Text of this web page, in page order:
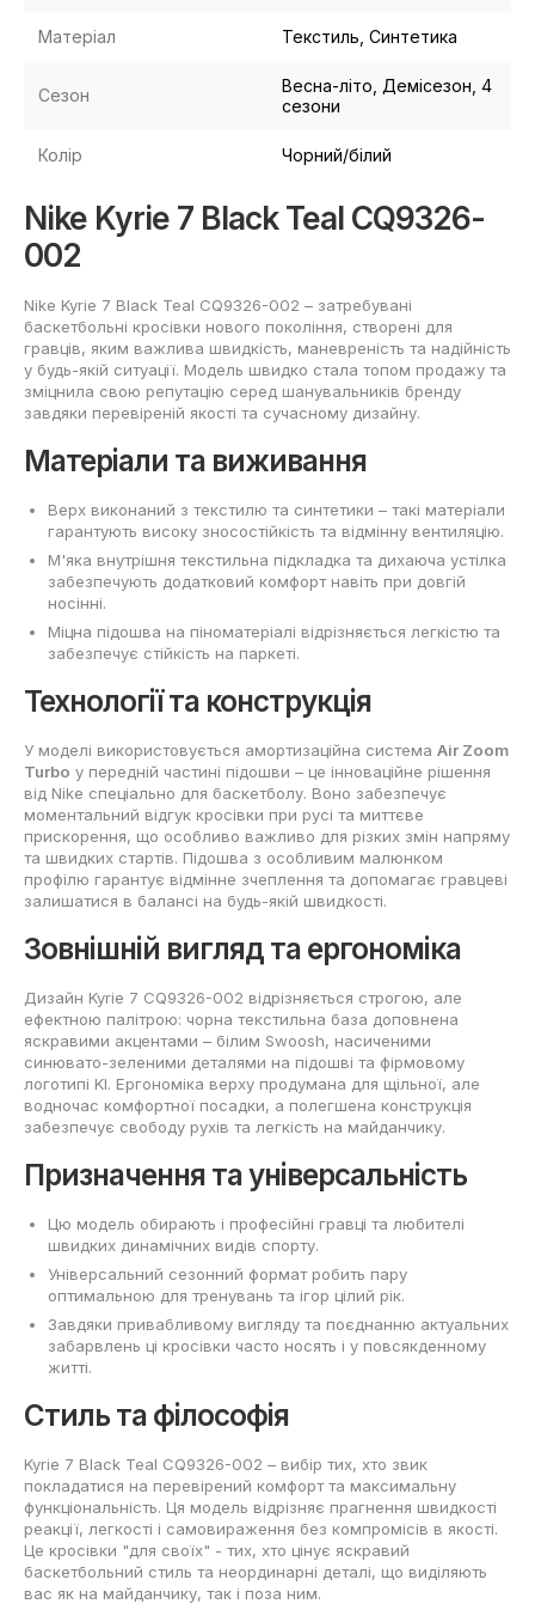
Матеріал Текстиль, Синтетика
Сезон
Весна-літо, Демісезон, 4
сезони
Колір Чорний/білий
Nike Kyrie 7 Black Teal CQ9326-
002
Nike Kyrie 7 Black Teal CQ9326-002 – затребувані
баскетбольні кросівки нового покоління, створені для
гравців, яким важлива швидкість, маневреність та надійність
у будь-якій ситуації. Модель швидко стала топом продажу та
зміцнила свою репутацію серед шанувальників бренду
завдяки перевіреній якості та сучасному дизайну.
Матеріали та виживання
Верх виконаний з текстилю та синтетики – такі матеріали
гарантують високу зносостійкість та відмінну вентиляцію.
М'яка внутрішня текстильна підкладка та дихаюча устілка
забезпечують додатковий комфорт навіть при довгій
носінні.
Міцна підошва на піноматеріалі відрізняється легкістю та
забезпечує стійкість на паркеті.
Технології та конструкція
У моделі використовується амортизаційна система Air Zoom
Turbo у передній частині підошви – це інноваційне рішення
від Nike спеціально для баскетболу. Воно забезпечує
моментальний відгук кросівки при русі та миттєве
прискорення, що особливо важливо для різких змін напряму
та швидких стартів. Підошва з особливим малюнком
профілю гарантує відмінне зчеплення та допомагає гравцеві
залишатися в балансі на будь-якій швидкості.
Зовнішній вигляд та ергономіка
Дизайн Kyrie 7 CQ9326-002 відрізняється строгою, але
ефектною палітрою: чорна текстильна база доповнена
яскравими акцентами – білим Swoosh, насиченими
синювато-зеленими деталями на підошві та фірмовому
логотипі KI. Ергономіка верху продумана для щільної, але
водночас комфортної посадки, а полегшена конструкція
забезпечує свободу рухів та легкість на майданчику.
Призначення та універсальність
Цю модель обирають і професійні гравці та любителі
швидких динамічних видів спорту.
Універсальний сезонний формат робить пару
оптимальною для тренувань та ігор цілий рік.
Завдяки привабливому вигляду та поєднанню актуальних
забарвлень ці кросівки часто носять і у повсякденному
житті.
Стиль та філософія
Kyrie 7 Black Teal CQ9326-002 – вибір тих, хто звик
покладатися на перевірений комфорт та максимальну
функціональність. Ця модель відрізняє прагнення швидкості
реакції, легкості і самовираження без компромісів в якості.
Це кросівки "для своїх" - тих, хто цінує яскравий
баскетбольний стиль та неординарні деталі, що виділяють
вас як на майданчику, так і поза ним.